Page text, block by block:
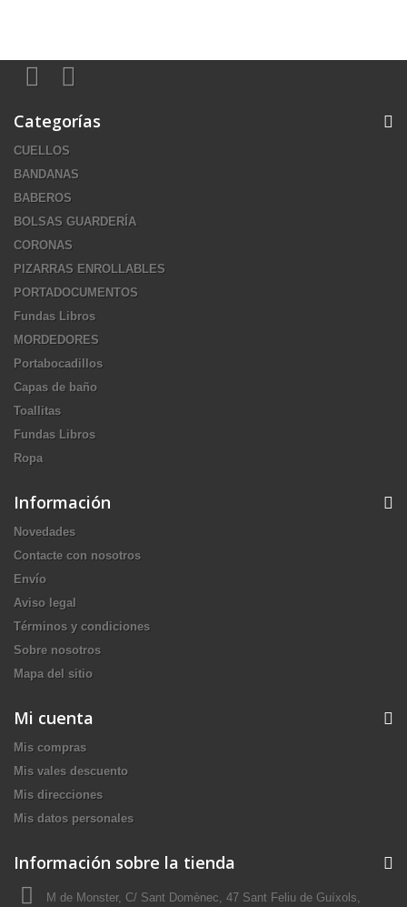
Categorías
CUELLOS
BANDANAS
BABEROS
BOLSAS GUARDERÍA
CORONAS
PIZARRAS ENROLLABLES
PORTADOCUMENTOS
Fundas Libros
MORDEDORES
Portabocadillos
Capas de baño
Toallitas
Fundas Libros
Ropa
Información
Novedades
Contacte con nosotros
Envío
Aviso legal
Términos y condiciones
Sobre nosotros
Mapa del sitio
Mi cuenta
Mis compras
Mis vales descuento
Mis direcciones
Mis datos personales
Información sobre la tienda
M de Monster, C/ Sant Domènec, 47 Sant Feliu de Guíxols,